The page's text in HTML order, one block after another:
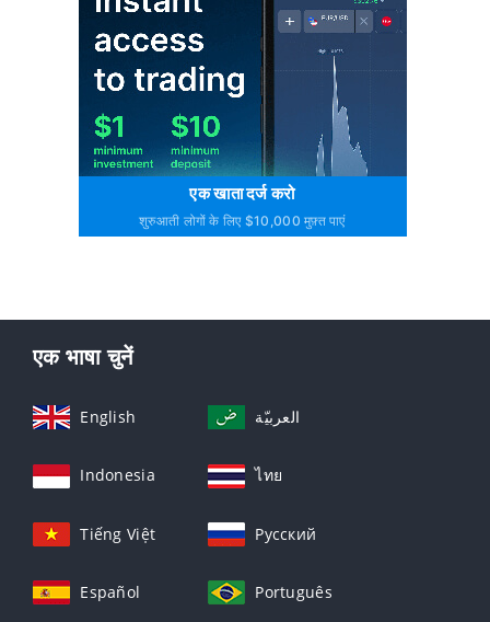
एक खाता दर्ज करो
शुरुआती लोगों के लिए $10,000 मुफ़्त पाएं
एक भाषा चुनें
English العربيّة
Indonesia ไทย
Tiếng Việt Русский
Español Português